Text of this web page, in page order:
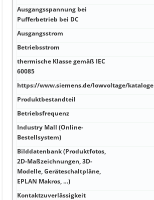
Ausgangsspannung bei
Pufferbetrieb bei DC
Ausgangsstrom
Betriebsstrom
thermische Klasse gemäß IEC
60085
https://www.siemens.de/lowvoltage/kataloge
Produktbestandteil
Betriebsfrequenz
Industry Mall (Online-
Bestellsystem)
Bilddatenbank (Produktfotos,
2D-Maßzeichnungen, 3D-
Modelle, Geräteschaltpläne,
EPLAN Makros, …)
Kontaktzuverlässigkeit